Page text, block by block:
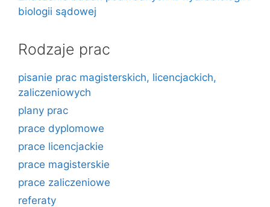
biologii sądowej
Rodzaje prac
pisanie prac magisterskich, licencjackich,
zaliczeniowych
plany prac
prace dyplomowe
prace licencjackie
prace magisterskie
prace zaliczeniowe
referaty